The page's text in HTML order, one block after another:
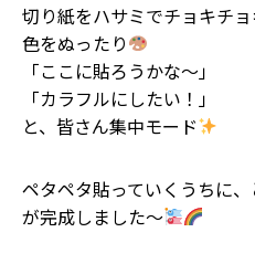
切り紙をハサミでチョキチ
色をぬったり
「ここに貼ろうかな〜」
「カラフルにしたい！」
と、皆さん集中モード
ペタペタ貼っていくうちに
が完成しました〜